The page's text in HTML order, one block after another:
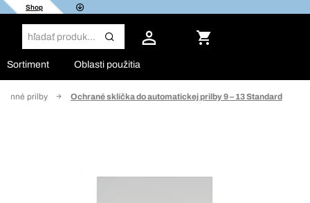
Shop
Sortiment Oblasti použitia
prilby Ochrané sklíčka do automatickej prilby 9 – 13 Standard